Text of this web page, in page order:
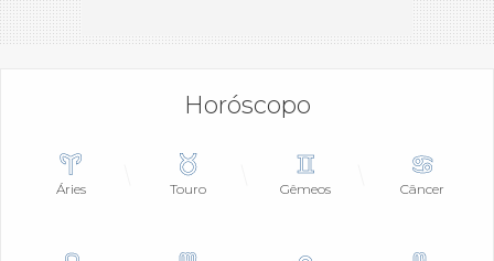
Horóscopo
Áries Touro Gêmeos Câncer